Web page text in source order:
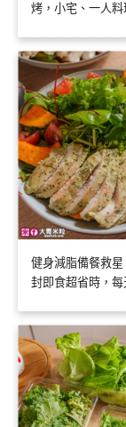
烤，小宅、一人料
健身減脂備餐救
封即食超省時，每